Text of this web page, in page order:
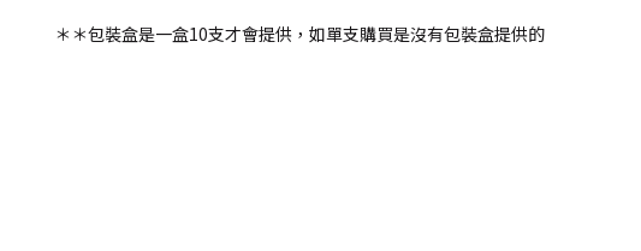
＊＊包裝盒是一盒10支才會提供，如單支購買是沒有包裝盒提供的